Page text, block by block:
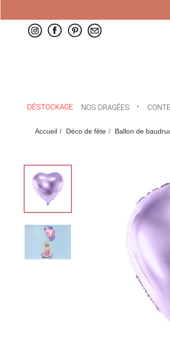
DÉSTOCKAGE NOS DRAGÉES
Accueil Déco de fête Ballon de